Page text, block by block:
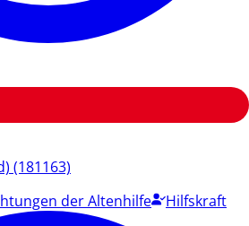
(181163)
der Altenhilfe Hilfskraft